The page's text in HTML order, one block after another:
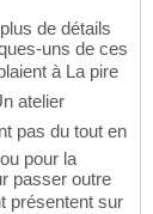
de détails
uns de ces
à La pire
atelier
pas du tout en
pour la
passer outre
présentent sur